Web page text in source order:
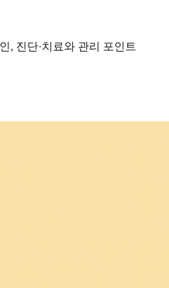
, 진단·치료와 관리 포인트